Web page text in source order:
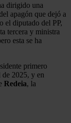
dirigido una
apagón que dejó a
el diputado del PP,
tercera y ministra
esta se ha
primero
2025, y en
Redeia, la